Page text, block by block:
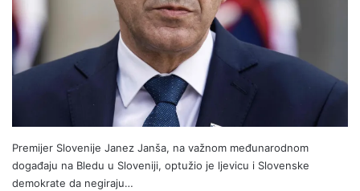
Premijer Slovenije Janez Janša, na važnom međunarodnom
događaju na Bledu u Sloveniji, optužio je ljevicu i Slovenske
demokrate da negiraju…